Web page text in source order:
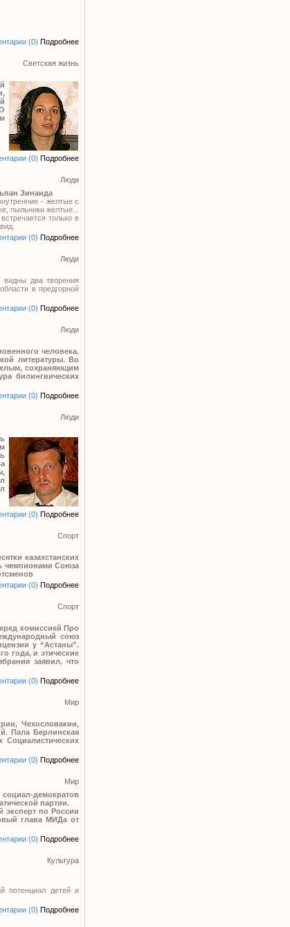
(0) Подробнее
Светская жизнь
(0) Подробнее
Люди
Зинаида
- желтые с
пыльники желтые...
только в
(0) Подробнее
Люди
видны два творения
в предгорной
(0) Подробнее
Люди
человека.
литературы. Во
сохраняющим
билингвических
(0) Подробнее
Люди
(0) Подробнее
Спорт
казахстанских
чемпионами Союза
(0) Подробнее
Спорт
комиссией Про
союз
у “Астаны”.
года, и этические
заявил, что
(0) Подробнее
Мир
Чехословакии,
Пала Берлинская
(0) Подробнее
Мир
демократов
партии.
эксперт по России
глава МИДа от
(0) Подробнее
Культура
потенциал детей и
(0) Подробнее